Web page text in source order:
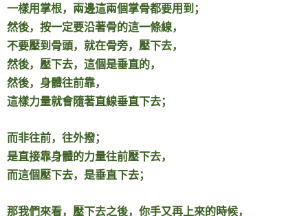
一樣用掌根，兩邊這兩個掌骨都要用到；
然後，按一定要沿著骨的這一條線，
不要壓到骨頭，就在骨旁，壓下去，
然後，壓下去，這個是垂直的，
然後，身體往前靠，
這樣力量就會隨著直線垂直下去；
而非往前，往外撥；
是直接靠身體的力量往前壓下去，
而這個壓下去，是垂直下去；
那我們來看，壓下去之後，你手又再上來的時候，